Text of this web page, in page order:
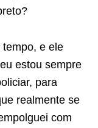
e ele
estou sempre
para
realmente se
com